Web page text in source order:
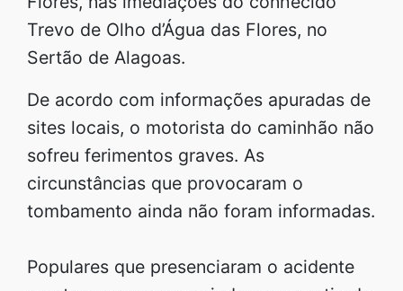
Trevo de Olho d’Água das Flores, no
Sertão de Alagoas.
De acordo com informações apuradas de
sites locais, o motorista do caminhão não
sofreu ferimentos graves. As
circunstâncias que provocaram o
tombamento ainda não foram informadas.
Populares que presenciaram o acidente